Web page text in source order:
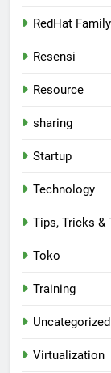
RedHat Family
Resensi
Resource
sharing
Startup
Technology
Tips, Tricks &
Toko
Training
Uncategorized
Virtualization